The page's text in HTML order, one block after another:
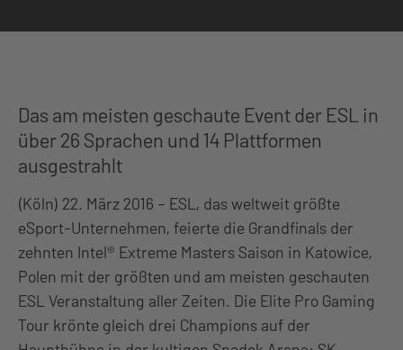
Das am meisten geschaute Event der ESL in
über 26 Sprachen und 14 Plattformen
ausgestrahlt
(Köln) 22. März 2016 – ESL, das weltweit größte
eSport-Unternehmen, feierte die Grandfinals der
zehnten Intel® Extreme Masters Saison in Katowice,
Polen mit der größten und am meisten geschauten
ESL Veranstaltung aller Zeiten. Die Elite Pro Gaming
Tour krönte gleich drei Champions auf der